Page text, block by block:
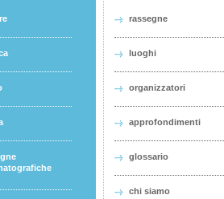
rassegne
luoghi
organizzatori
approfondimenti
glossario
chi siamo